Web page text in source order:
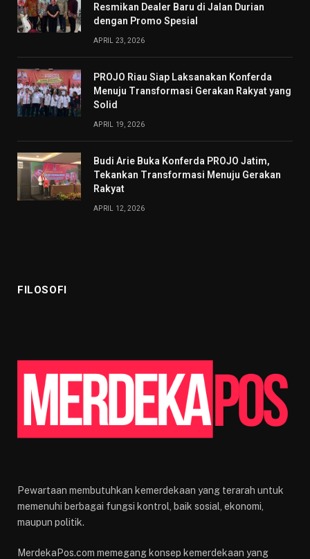
Resmikan Dealer Baru di Jalan Durian
dengan Promo Spesial
APRIL 23, 2026
PROJO Riau Siap Laksanakan Konferda
Menuju Transformasi Gerakan Rakyat yang
Solid
APRIL 19, 2026
Budi Arie Buka Konferda PROJO Jatim,
Tekankan Transformasi Menuju Gerakan
Rakyat
APRIL 12, 2026
FILOSOFI
Pewartaan membutuhkan kemerdekaan yang terarah untuk
memenuhi berbagai fungsi kontrol, baik sosial, ekonomi,
maupun politik.
MerdekaPos.com memegang konsep kemerdekaan yang